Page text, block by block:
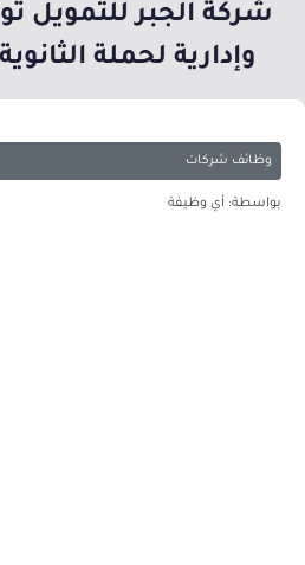
شركة الجبر للتمويل
وإدارية لحملة
وظائف شركات
بواسطة: أي وظيفة